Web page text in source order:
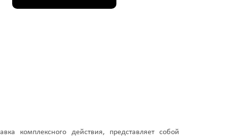
комплексного действия, представляет собой